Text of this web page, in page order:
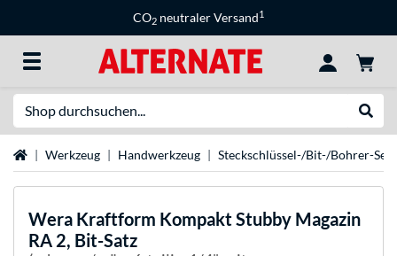
CO2 neutraler Versand1
StartseiteWerkzeug Handwerkzeug Steckschlüssel-/Bit-/Bohrer-Set
Wera Kraftform Kompakt Stubby Magazin
RA 2, Bit-Satz